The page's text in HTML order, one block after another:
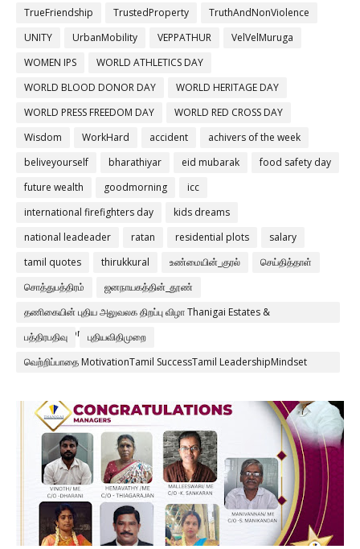
TrueFriendship TrustedProperty
TruthAndNonViolence
UNITY
UrbanMobility VEPPATHUR
VelVelMuruga
WOMEN IPS
WORLD ATHLETICS DAY
WORLD BLOOD DONOR DAY
WORLD HERITAGE DAY
WORLD PRESS FREEDOM DAY
WORLD RED CROSS DAY
Wisdom
WorkHard accident
achivers of the week
beliveyourself
bharathiyar eid mubarak
food safety day
future wealth
goodmorning
icc
international firefighters day
kids dreams
national leadeader
ratan residential plots
salary
tamil quotes
thirukkural உண்மையின்_குரல்
செய்தித்தாள்
சொத்துபத்திரம்
ஜனநாயகத்தின்_தூண்
தணிகையின் புதிய அலுவலக திறப்பு விழா Thanigai Estates &
Constructions Pvt Ltd
பத்திரபதிவு
புதியவிதிமுறை
வெற்றிப்பாதை MotivationTamil SuccessTamil LeadershipMindset